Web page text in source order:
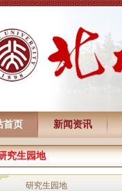
首页 新闻资讯
究生园地
研究生园地